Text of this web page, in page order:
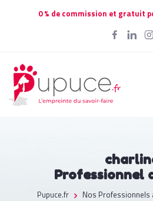
0 % de commission et gratuit
Professionnel
Pupuce.fr Nos Professionnels